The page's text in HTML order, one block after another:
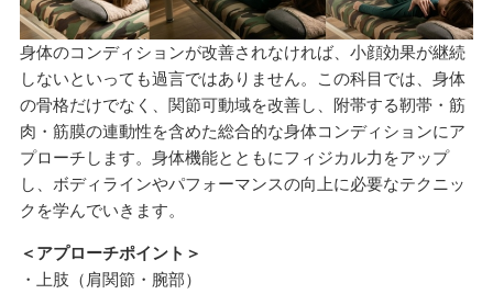
身体のコンディションが改善されなければ、小顔効果が継続
しないといっても過言ではありません。この科目では、身体
の骨格だけでなく、関節可動域を改善し、附帯する靭帯・筋
肉・筋膜の連動性を含めた総合的な身体コンディションにア
プローチします。身体機能とともにフィジカル力をアップ
し、ボディラインやパフォーマンスの向上に必要なテクニッ
クを学んでいきます。
＜アプローチポイント＞
・上肢（肩関節・腕部）